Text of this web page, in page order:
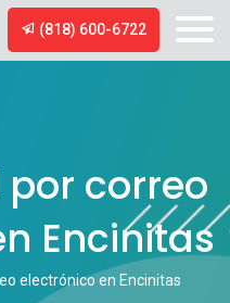
(818) 600-6722
correo
Encinitas
electrónico en Encinitas